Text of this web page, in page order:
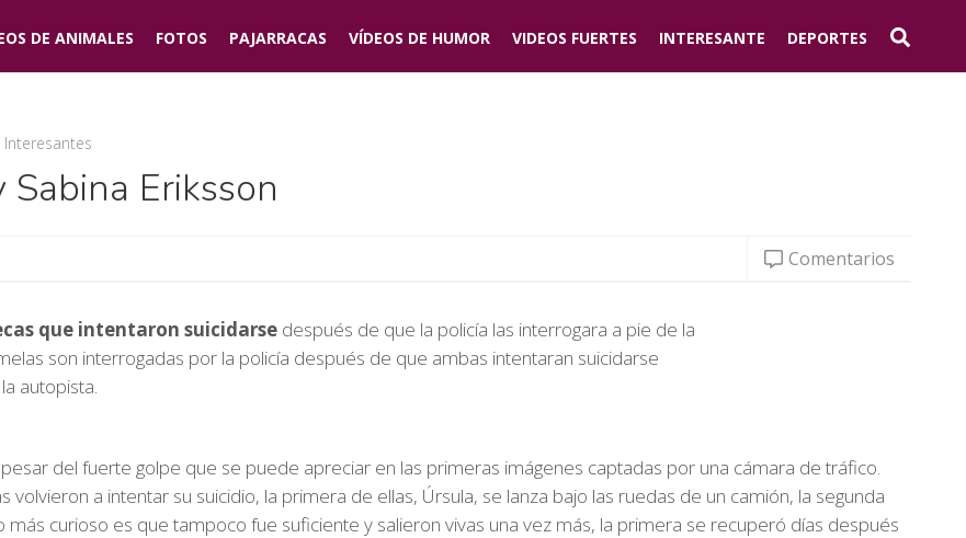
DE ANIMALES FOTOS PAJARRACAS VÍDEOS DE HUMOR VIDEOS FUERTES INTERESANTE DEPORTES
Eriksson
Comentarios
que intentaron suicidarse después de que la policía las interrogara a pie de la
son interrogadas por la policía después de que ambas intentaran suicidarse
autopista.
del fuerte golpe que se puede apreciar en las primeras imágenes captadas por una cámara de tráfico.
volvieron a intentar su suicidio, la primera de ellas, Úrsula, se lanza bajo las ruedas de un camión, la segunda
curioso es que tampoco fue suficiente y salieron vivas una vez más, la primera se recuperó días después